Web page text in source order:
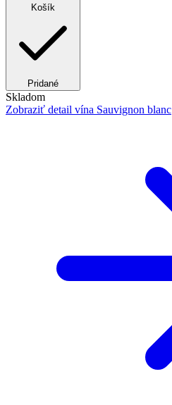
Košík
Pridané
Skladom
Zobraziť detail vína Sauvignon blanc